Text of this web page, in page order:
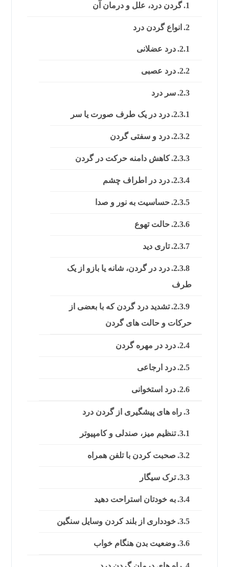
گردن درد، علل و درمان آن
انواع گردن درد
درد عضلانی
درد عصبی
سر درد
درد در یک طرف صورت یا سر
درد و سفتی گردن
کاهش دامنه حرکت در گردن
درد در اطراف چشم
حساسیت به نور و صدا
حالت تهوع
تاری دید
درد در گردن، شانه یا بازو از یک
طرف
تشدید درد گردن که با بعضی از
حرکات و حالت های گردن
درد در مهره گردن
درد ارجاعی
درد استخوانی
راه های پیشگیری از گردن درد
تنظیم میز، صندلی و کامپیوتر
صحبت کردن با تلفن همراه
ترک سیگار
به خودتان استراحت دهید
خودداری از بلند کردن وسایل سنگین
وضعیت بدن هنگام خواب